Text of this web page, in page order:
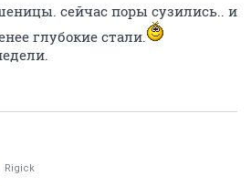
сейчас поры сузились.. и
глубокие стали.
Rigick